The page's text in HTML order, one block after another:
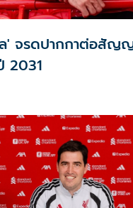
ล' จรดปากกาต่อสัญ
2031